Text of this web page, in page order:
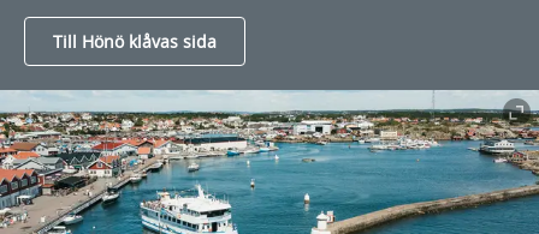
Till Hönö klåvas sida